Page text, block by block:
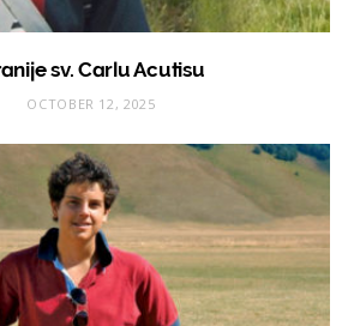
sv. Carlu Acutisu
OCTOBER 12, 2025